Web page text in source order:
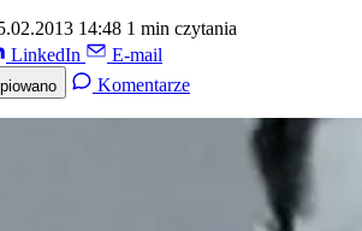
14:48 1 min czytania
LinkedIn E-mail
Komentarze